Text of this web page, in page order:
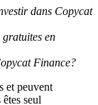
dans Copycat
gratuites en
Finance?
et peuvent
seul